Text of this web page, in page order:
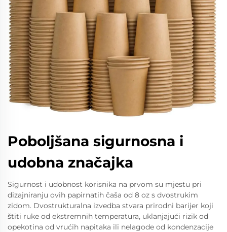
Poboljšana sigurnosna i
udobna značajka
Sigurnost i udobnost korisnika na prvom su mjestu pri
dizajniranju ovih papirnatih čaša od 8 oz s dvostrukim
zidom. Dvostrukturalna izvedba stvara prirodni barijer koji
štiti ruke od ekstremnih temperatura, uklanjajući rizik od
opekotina od vrućih napitaka ili nelagode od kondenzacije